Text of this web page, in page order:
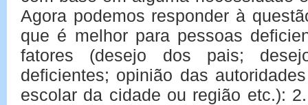
Agora podemos responder à
que é melhor para pessoas
fatores (desejo dos pais;
deficientes; opinião das
escolar da cidade ou região etc.):